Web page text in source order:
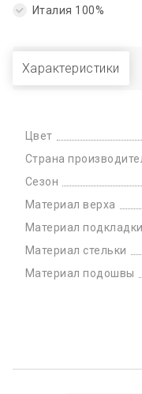
Италия 100%
Характеристики
Цвет
Страна
Сезон
Материал верха
Материал подкладки
Материал стельки
Материал подошвы